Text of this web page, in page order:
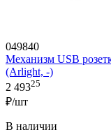
049840
Механизм USB
(Arlight, -)
2 49325
₽/шт
В наличии